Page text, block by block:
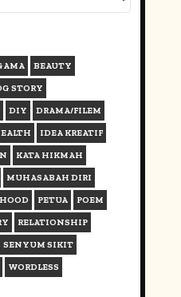
BEAUTY
STORY
DIY DRAMA/FILEM
IDEA KREATIF
KATA HIKMAH
MUHASABAH DIRI
PETUA POEM
RELATIONSHIP
SENYUM SIKIT
WORDLESS